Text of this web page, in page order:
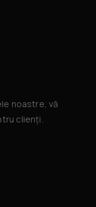
noastre, vă
clienți.​